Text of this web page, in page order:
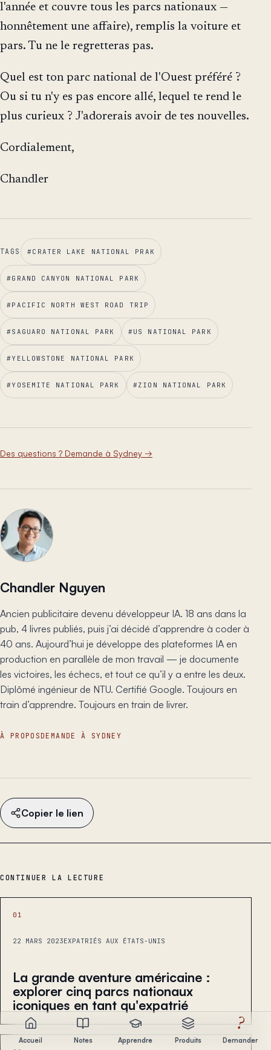
l'année et couvre tous les parcs nationaux —
honnêtement une affaire), remplis la voiture et
pars. Tu ne le regretteras pas.
Quel est ton parc national de l'Ouest préféré ?
Ou si tu n'y es pas encore allé, lequel te rend le
plus curieux ? J'adorerais avoir de tes nouvelles.
Cordialement,
Chandler
TAGS #CRATER LAKE NATIONAL PRAK
#GRAND CANYON NATIONAL PARK
#PACIFIC NORTH WEST ROAD TRIP
#SAGUARO NATIONAL PARK #US NATIONAL PARK
#YELLOWSTONE NATIONAL PARK
#YOSEMITE NATIONAL PARK #ZION NATIONAL PARK
Des questions ? Demande à Sydney →
Chandler Nguyen
Ancien publicitaire devenu développeur IA. 18 ans dans la
pub, 4 livres publiés, puis j’ai décidé d’apprendre à coder à
40 ans. Aujourd’hui je développe des plateformes IA en
production en parallèle de mon travail — je documente
les victoires, les échecs, et tout ce qu’il y a entre les deux.
Diplômé ingénieur de NTU. Certifié Google. Toujours en
train d’apprendre. Toujours en train de livrer.
À PROPOS DEMANDE À SYDNEY
Copier le lien
CONTINUER LA LECTURE
01
22 MARS 2023EXPATRIÉS AUX ÉTATS-UNIS
La grande aventure américaine :
explorer cinq parcs nationaux
iconiques en tant qu'expatrié
Accueil Notes Apprendre Produits
?
Demander